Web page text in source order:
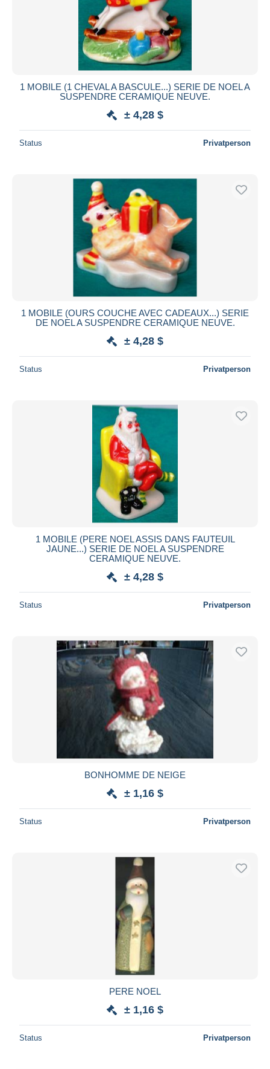
1 MOBILE (1 CHEVAL A BASCULE...) SERIE DE NOEL A
SUSPENDRE CERAMIQUE NEUVE.
± 4,28 $
Status Privatperson
1 MOBILE (OURS COUCHE AVEC CADEAUX...) SERIE
DE NOEL A SUSPENDRE CERAMIQUE NEUVE.
± 4,28 $
Status Privatperson
1 MOBILE (PERE NOEL ASSIS DANS FAUTEUIL
JAUNE...) SERIE DE NOEL A SUSPENDRE
CERAMIQUE NEUVE.
± 4,28 $
Status Privatperson
BONHOMME DE NEIGE
± 1,16 $
Status Privatperson
PERE NOEL
± 1,16 $
Status Privatperson